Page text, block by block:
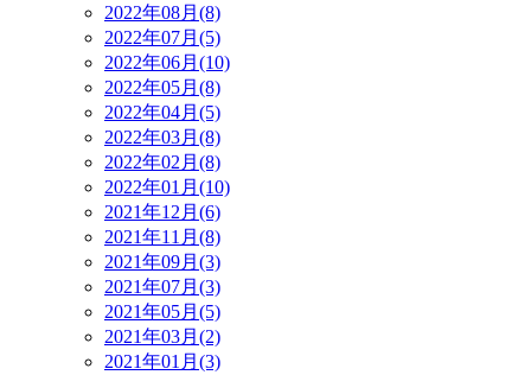
2022年08月(8)
2022年07月(5)
2022年06月(10)
2022年05月(8)
2022年04月(5)
2022年03月(8)
2022年02月(8)
2022年01月(10)
2021年12月(6)
2021年11月(8)
2021年09月(3)
2021年07月(3)
2021年05月(5)
2021年03月(2)
2021年01月(3)